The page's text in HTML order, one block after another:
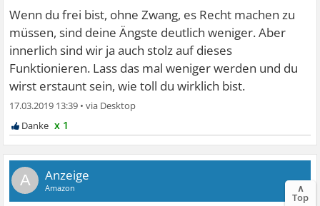
Wenn du frei bist, ohne Zwang, es Recht machen zu
müssen, sind deine Ängste deutlich weniger. Aber
innerlich sind wir ja auch stolz auf dieses
Funktionieren. Lass das mal weniger werden und du
wirst erstaunt sein, wie toll du wirklich bist.
17.03.2019 13:39 •
x 1
A ∧
Top